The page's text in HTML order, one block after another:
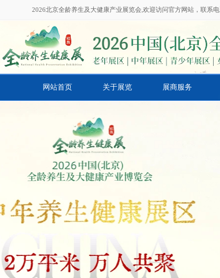
2026北京全龄养生及大健康产业展览会,欢迎访问官方网站，联系
网站首页 关于展览 展商服务